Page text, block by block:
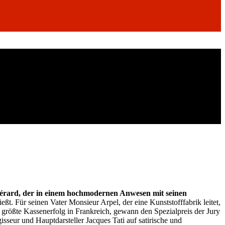
der in einem hochmodernen Anwesen mit seinen
Für seinen Vater Monsieur Arpel, der eine Kunststofffabrik leitet,
Kassenerfolg in Frankreich, gewann den Spezialpreis der Jury
und Hauptdarsteller Jacques Tati auf satirische und